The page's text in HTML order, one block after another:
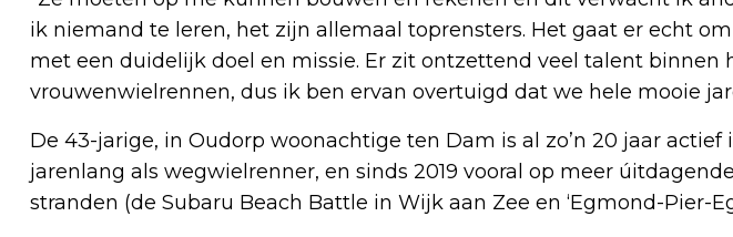
ik niemand te leren, het zijn allemaal toprensters. Het gaat er echt
met een duidelijk doel en missie. Er zit ontzettend veel talent binnen
vrouwenwielrennen, dus ik ben ervan overtuigd dat we hele mooie
De 43-jarige, in Oudorp woonachtige ten Dam is al zo’n 20 jaar actief
jarenlang als wegwielrenner, en sinds 2019 vooral op meer
stranden (de Subaru Beach Battle in Wijk aan Zee en ‘Egmond-Pier-